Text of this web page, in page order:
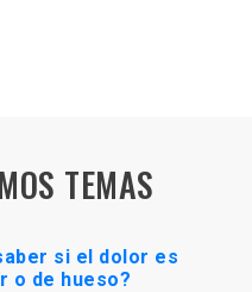
TEMAS
si el dolor es
o de hueso?